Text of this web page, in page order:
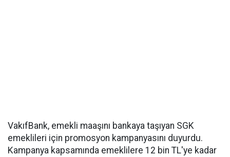
VakıfBank, emekli maaşını bankaya taşıyan SGK
emeklileri için promosyon kampanyasını duyurdu.
Kampanya kapsamında emeklilere 12 bin TL'ye kadar